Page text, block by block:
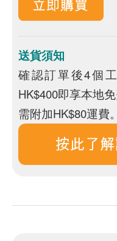
送貨須知
確認訂單後4個
HK$400即享本地
需附加HK$80運費。